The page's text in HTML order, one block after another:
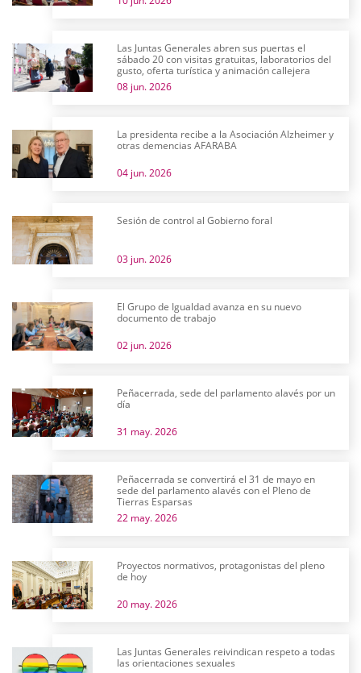
Las Juntas Generales abren sus puertas el
sábado 20 con visitas gratuitas, laboratorios del
gusto, oferta turística y animación callejera
08 jun. 2026
La presidenta recibe a la Asociación Alzheimer y
otras demencias AFARABA
04 jun. 2026
Sesión de control al Gobierno foral
03 jun. 2026
El Grupo de Igualdad avanza en su nuevo
documento de trabajo
02 jun. 2026
Peñacerrada, sede del parlamento alavés por un
día
31 may. 2026
Peñacerrada se convertirá el 31 de mayo en
sede del parlamento alavés con el Pleno de
Tierras Esparsas
22 may. 2026
Proyectos normativos, protagonistas del pleno
de hoy
20 may. 2026
Las Juntas Generales reivindican respeto a todas
las orientaciones sexuales